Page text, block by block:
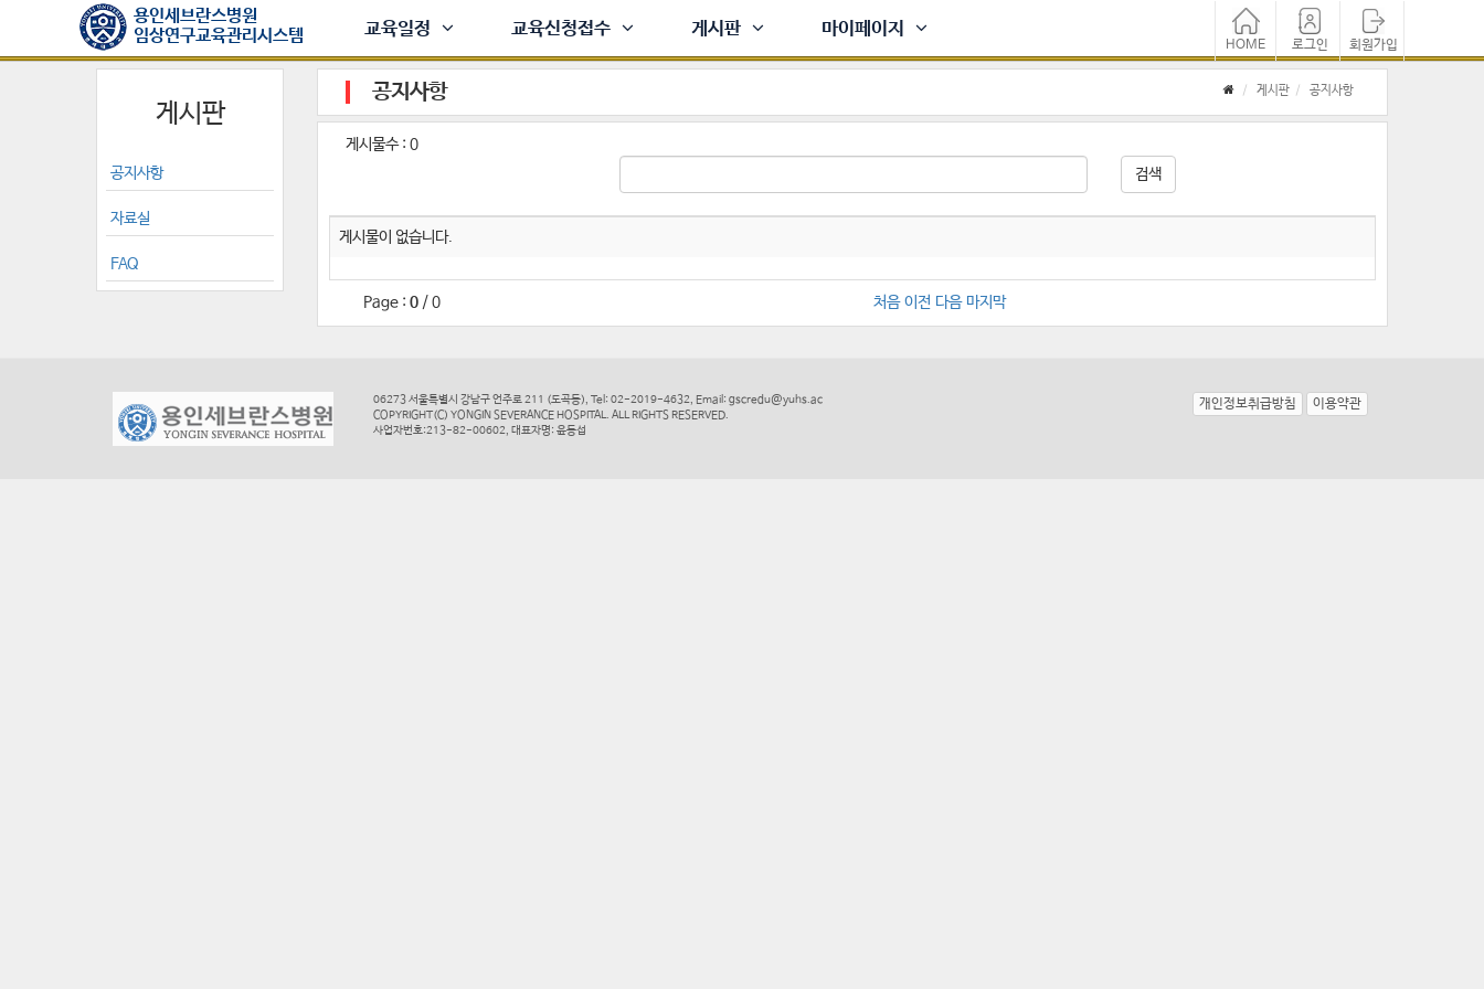
용인세브란스병원
임상연구교육관리시스템
교육일정 교육신청접수 게시판 마이페이지
HOME 로그인 회원가입
게시판
공지사항
자료실
FAQ
공지사항 게시판 공지사항
게시물수 : 0
게시물이 없습니다.
처음 이전 다음 마지막
Page : 0 /0
06273 서울특별시 강남구 언주로 211 (도곡동), Tel: 02-2019-4632, Email: gscredu@yuhs.ac
COPYRIGHT(C) YONGIN SEVERANCE HOSPITAL. ALL RIGHTS RESERVED.
사업자번호:213-82-00602, 대표자명: 윤동섭
개인정보취급방침 이용약관